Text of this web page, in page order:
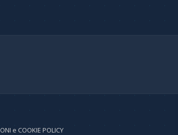
e COOKIE POLICY